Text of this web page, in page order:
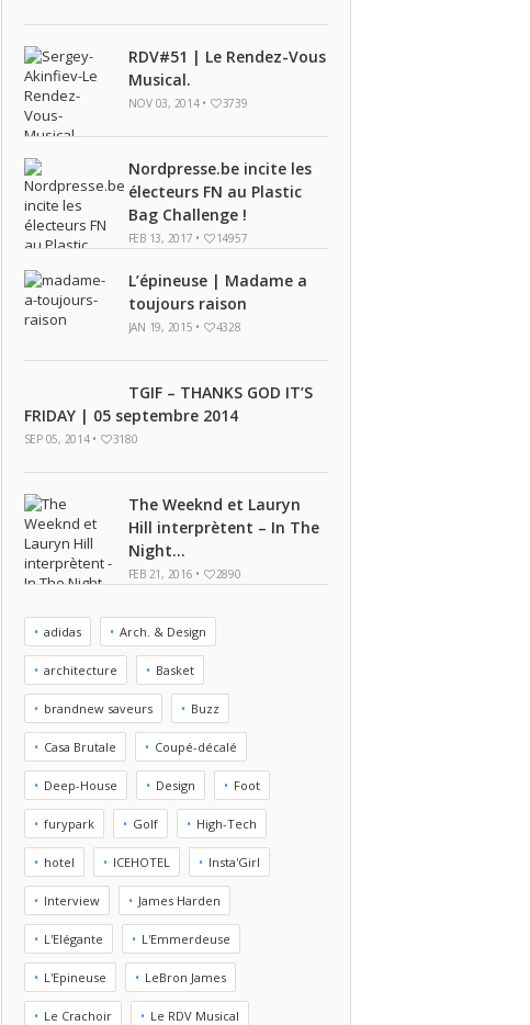
RDV#51 | Le Rendez-Vous
Musical.
NOV 03, 2014 • 3739
Nordpresse.be incite les
électeurs FN au Plastic
Bag Challenge !
FEB 13, 2017 • 14957
L’épineuse | Madame a
toujours raison
JAN 19, 2015 • 4328
TGIF – THANKS GOD IT’S
FRIDAY | 05 septembre 2014
SEP 05, 2014 • 3180
The Weeknd et Lauryn
Hill interprètent – In The
Night...
FEB 21, 2016 • 2890
adidas Arch. & Design
architecture Basket
brandnew saveurs Buzz
Casa Brutale Coupé-décalé
Deep-House Design Foot
furypark Golf High-Tech
hotel ICEHOTEL Insta'Girl
Interview James Harden
L'Elégante L'Emmerdeuse
L'Epineuse LeBron James
Le Crachoir Le RDV Musical